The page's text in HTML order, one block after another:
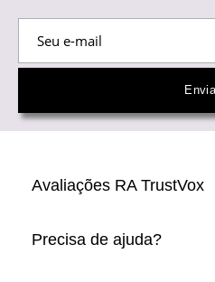
Avaliações RA TrustVox
Precisa de ajuda?